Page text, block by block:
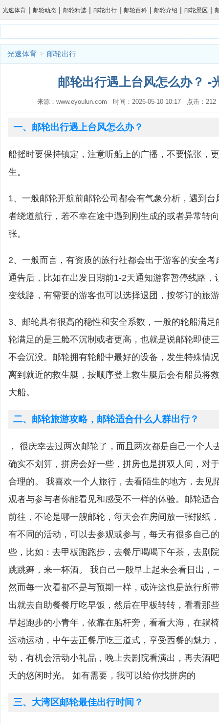
光速体育 | 邮轮动态 | 邮轮精选 | 邮轮出行 | 邮轮百科 | 邮轮介绍 | 邮轮景区 |
光速体育 > 邮轮出行
邮轮出行遇上台风怎么办？ -
来源：www.eyoulun.com 时间：2026-05-10 10:17 点击：
一、邮轮出行遇上台风怎么办？
船摇时要保持镇定，注意听船上的广播，不要慌张，
生。
1、一般邮轮开航前邮轮公司都会有气象分析，遇到
者绕道航行，若不幸在途中遇到刚生成的或者异常转
张。
2、一般而言，有资质的旅行社都会出于游客的安全
通告后，比如在出发日期前1-2天通知游客暂停线路，
变线路，有需要的游客也可以选择退团，按签订的旅
3、邮轮具有很高的稳性和安全系数，一般的轮船满
轮满足的是三舱不沉制或者更高，也就是说邮轮即使
不会沉没。邮轮拥有轮船中最好的设备，发生特殊情
离到就近的救生艇，按顺序登上救生艇后会有船员将
大船。
二、邮轮旅游攻略，邮轮适合什么人群出行？
， 很庆幸去过两次邮轮了，而且两次都是自己一个人
确实不划算，拼房会好一些，拼房也是拼双人间，对
合理的。 我喜欢一个人旅行，去看陌生的地方，去见
观者与参与者你能看见和感受不一样的体验。邮轮适
前往，不论是哪一艘邮轮，每天会在房间放一张报纸
有不同的活动，可以去参观或参与，每天有很多自己
些，比如：去甲板跑跑步，去餐厅喝喝下午茶，去剧
跳跳舞，来一杯酒。 我自己一般早上起来会看日出，
然而每一次看都不是与预期一样，或许这也是旅行所
出就去自助餐餐厅吃早饭，然后在甲板转转，看看那
早起跑步的小青年，依靠在船杆旁，看看大海，在躺
运动运动，中午去正餐厅吃三道式，享受西餐的魅力
动，有机会活动小礼品，晚上去剧院看演出，再去酒
天的悠闲时光。 如有需要，我可以给你找拼房的
三、大湾区邮轮最佳出行时间？